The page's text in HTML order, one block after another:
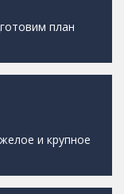
план
и крупное